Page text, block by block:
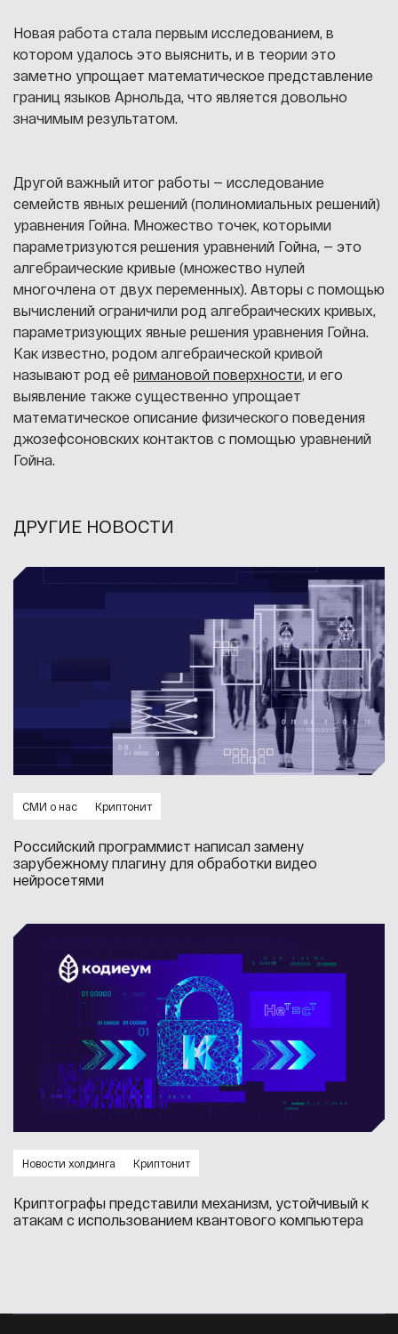
Новая работа стала первым исследованием, в
котором удалось это выяснить, и в теории это
заметно упрощает математическое представление
границ языков Арнольда, что является довольно
значимым результатом.
Другой важный итог работы — исследование
семейств явных решений (полиномиальных решений)
уравнения Гойна. Множество точек, которыми
параметризуются решения уравнений Гойна, — это
алгебраические кривые (множество нулей
многочлена от двух переменных). Авторы с помощью
вычислений ограничили род алгебраических кривых,
параметризующих явные решения уравнения Гойна.
Как известно, родом алгебраической кривой
называют род её римановой поверхности , и его
выявление также существенно упрощает
математическое описание физического поведения
джозефсоновских контактов с помощью уравнений
Гойна.
ДРУГИЕ НОВОСТИ
СМИ о нас Криптонит
Российский программист написал замену
зарубежному плагину для обработки видео
нейросетями
Новости холдинга Криптонит
Криптографы представили механизм, устойчивый к
атакам с использованием квантового компьютера